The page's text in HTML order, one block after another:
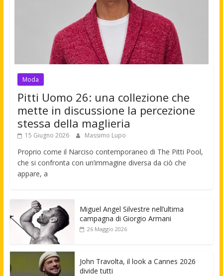
Moda
Pitti Uomo 26: una collezione che
mette in discussione la percezione
stessa della maglieria
15 Giugno 2026 Massimo Lupo
Proprio come il Narciso contemporaneo di The Pitti Pool,
che si confronta con un’immagine diversa da ciò che
appare, a
Miguel Angel Silvestre nell’ultima
campagna di Giorgio Armani
26 Maggio 2026
John Travolta, il look a Cannes 2026
divide tutti